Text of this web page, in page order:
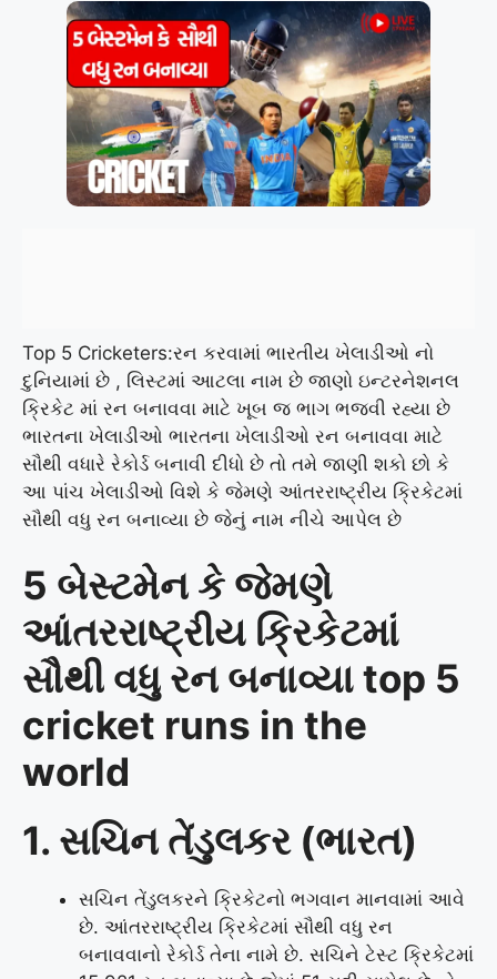
Top 5 Cricketers:રન કરવામાં ભારતીય ખેલાડીઓ નો
દુનિયામાં છે , લિસ્ટમાં આટલા નામ છે જાણો ઇન્ટરનેશનલ
ક્રિકેટ માં રન બનાવવા માટે ખૂબ જ ભાગ ભજવી રહ્યા છે
ભારતના ખેલાડીઓ ભારતના ખેલાડીઓ રન બનાવવા માટે
સૌથી વધારે રેકોર્ડ બનાવી દીધો છે તો તમે જાણી શકો છો કે
આ પાંચ ખેલાડીઓ વિશે કે જેમણે આંતરરાષ્ટ્રીય ક્રિકેટમાં
સૌથી વધુ રન બનાવ્યા છે જેનું નામ નીચે આપેલ છે
5 બેસ્ટમેન કે જેમણે
આંતરરાષ્ટ્રીય ક્રિકેટમાં
સૌથી વધુ રન બનાવ્યા top 5
cricket runs in the
world
1. સચિન તેંડુલકર (ભારત)
સચિન તેંડુલકરને ક્રિકેટનો ભગવાન માનવામાં આવે
છે. આંતરરાષ્ટ્રીય ક્રિકેટમાં સૌથી વધુ રન
બનાવવાનો રેકોર્ડ તેના નામે છે. સચિને ટેસ્ટ ક્રિકેટમાં